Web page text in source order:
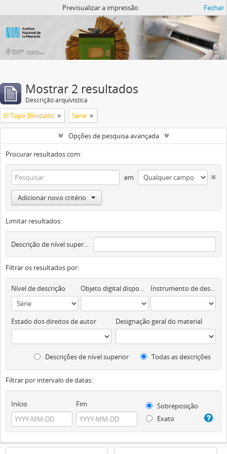
Previsualizar a impressão Fechar
Mostrar 2 resultados
Descrição arquivística
El Topo Blindado Série
Opções de pesquisa avançada
Procurar resultados com:
em
Adicionar novo critério
Limitar resultados:
Descrição de nível superior
Filtrar os resultados por:
Nível de descrição Objeto digital disponível Instrumento de descrição documental
Estado dos direitos de autor Designação geral do material
Descrições de nível superior Todas as descrições
Filtrar por intervalo de datas:
Início Fim
Sobreposição
Exato